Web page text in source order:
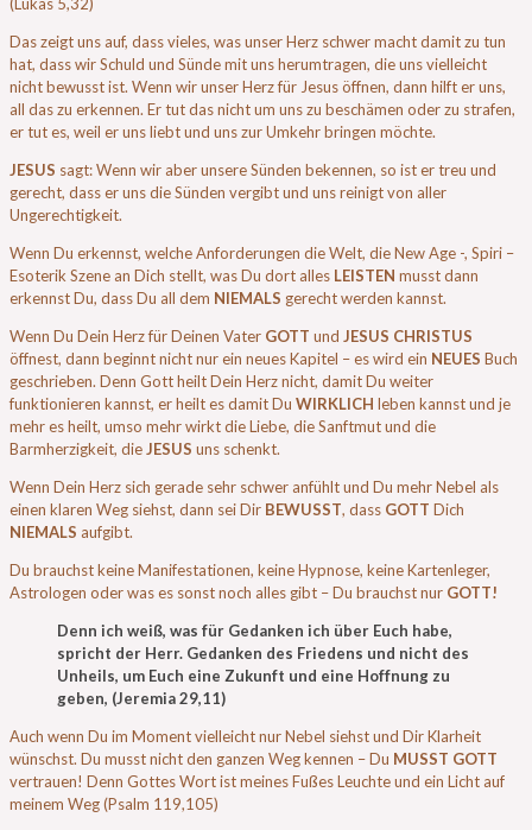
Das zeigt uns auf, dass vieles, was unser Herz schwer macht damit zu tun
hat, dass wir Schuld und Sünde mit uns herumtragen, die uns vielleicht
nicht bewusst ist. Wenn wir unser Herz für Jesus öffnen, dann hilft er uns,
all das zu erkennen. Er tut das nicht um uns zu beschämen oder zu strafen,
er tut es, weil er uns liebt und uns zur Umkehr bringen möchte.
JESUS sagt: Wenn wir aber unsere Sünden bekennen, so ist er treu und
gerecht, dass er uns die Sünden vergibt und uns reinigt von aller
Ungerechtigkeit.
Wenn Du erkennst, welche Anforderungen die Welt, die New Age -, Spiri –
Esoterik Szene an Dich stellt, was Du dort alles LEISTEN musst dann
erkennst Du, dass Du all dem NIEMALS gerecht werden kannst.
Wenn Du Dein Herz für Deinen Vater GOTT und JESUS CHRISTUS
öffnest, dann beginnt nicht nur ein neues Kapitel – es wird ein NEUES Buch
geschrieben. Denn Gott heilt Dein Herz nicht, damit Du weiter
funktionieren kannst, er heilt es damit Du WIRKLICH leben kannst und je
mehr es heilt, umso mehr wirkt die Liebe, die Sanftmut und die
Barmherzigkeit, dieJESUS uns schenkt.
Wenn Dein Herz sich gerade sehr schwer anfühlt und Du mehr Nebel als
einen klaren Weg siehst, dann sei Dir BEWUSST, dass GOTT Dich
NIEMALS aufgibt.
Du brauchst keine Manifestationen, keine Hypnose, keine Kartenleger,
Astrologen oder was es sonst noch alles gibt – Du brauchst nur GOTT!
Denn ich weiß, was für Gedanken ich über Euch habe,
spricht der Herr. Gedanken des Friedens und nicht des
Unheils, um Euch eine Zukunft und eine Hoffnung zu
geben, (Jeremia 29,11)
Auch wenn Du im Moment vielleicht nur Nebel siehst und Dir Klarheit
wünschst. Du musst nicht den ganzen Weg kennen – Du MUSST GOTT
vertrauen! Denn Gottes Wort ist meines Fußes Leuchte und ein Licht auf
meinem Weg (Psalm 119,105)